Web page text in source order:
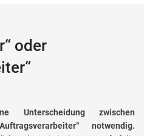
oder
zwischen
notwendig.